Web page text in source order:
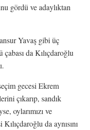
gördü ve adaylıktan
Yavaş gibi üç
da Kılıçdaroğlu
gecesi Ekrem
çıkarıp, sandık
oylarımızı ve
da aynısını